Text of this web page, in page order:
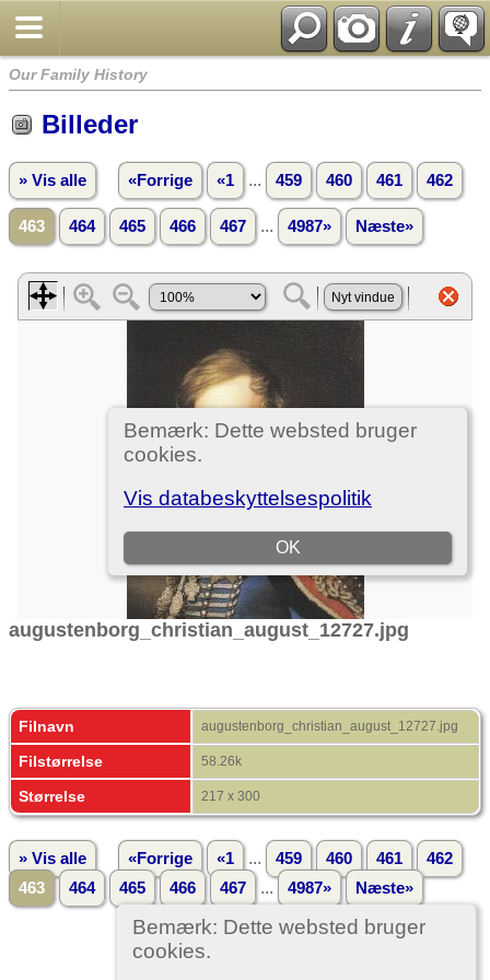
Our Family History
Bemærk: Dette websted bruger
cookies.
Billeder
» Vis alle «Forrige «1 ... 459 460 461 462
463 464 465 466 467 ... 4987» Næste»
augustenborg_christian_august_12727.jpg
Filnavn augustenborg_christian_august_12727.jpg
Filstørrelse 58.26k
Størrelse 217 x 300
» Vis alle «Forrige «1 ... 459 460 461
462
463
464 465 466 467 ... 4987» Næste»